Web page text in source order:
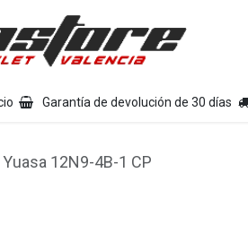
Equipamiento moto
Garantía de devolución de 30 días
12N9-4B-1 CP